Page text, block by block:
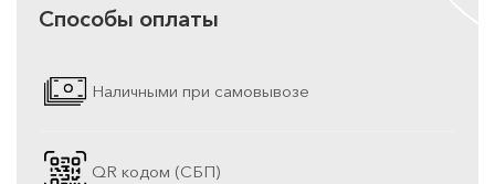
Способы оплаты
Наличными при самовывозе
QR кодом (СБП)